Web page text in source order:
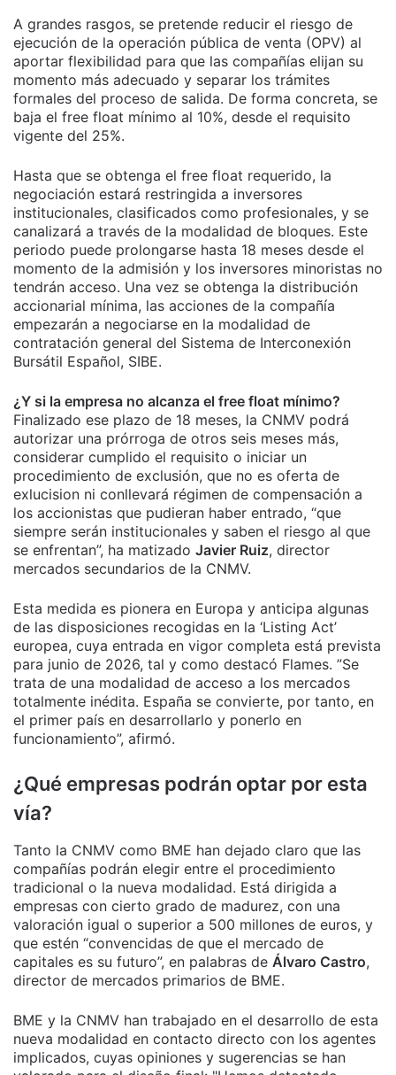
A grandes rasgos, se pretende reducir el riesgo de
ejecución de la operación pública de venta (OPV) al
aportar flexibilidad para que las compañías elijan su
momento más adecuado y separar los trámites
formales del proceso de salida. De forma concreta, se
baja el free float mínimo al 10%, desde el requisito
vigente del 25%.
Hasta que se obtenga el free float requerido, la
negociación estará restringida a inversores
institucionales, clasificados como profesionales, y se
canalizará a través de la modalidad de bloques. Este
periodo puede prolongarse hasta 18 meses desde el
momento de la admisión y los inversores minoristas no
tendrán acceso. Una vez se obtenga la distribución
accionarial mínima, las acciones de la compañía
empezarán a negociarse en la modalidad de
contratación general del Sistema de Interconexión
Bursátil Español, SIBE.
¿Y si la empresa no alcanza el free float mínimo?
Finalizado ese plazo de 18 meses, la CNMV podrá
autorizar una prórroga de otros seis meses más,
considerar cumplido el requisito o iniciar un
procedimiento de exclusión, que no es oferta de
exlucision ni conllevará régimen de compensación a
los accionistas que pudieran haber entrado, “que
siempre serán institucionales y saben el riesgo al que
se enfrentan”, ha matizado Javier Ruiz, director
mercados secundarios de la CNMV.
Esta medida es pionera en Europa y anticipa algunas
de las disposiciones recogidas en la ‘Listing Act’
europea, cuya entrada en vigor completa está prevista
para junio de 2026, tal y como destacó Flames. ”Se
trata de una modalidad de acceso a los mercados
totalmente inédita. España se convierte, por tanto, en
el primer país en desarrollarlo y ponerlo en
funcionamiento”, afirmó.
¿Qué empresas podrán optar por esta
vía?
Tanto la CNMV como BME han dejado claro que las
compañías podrán elegir entre el procedimiento
tradicional o la nueva modalidad. Está dirigida a
empresas con cierto grado de madurez, con una
valoración igual o superior a 500 millones de euros, y
que estén “convencidas de que el mercado de
capitales es su futuro”, en palabras de Álvaro Castro,
director de mercados primarios de BME.
BME y la CNMV han trabajado en el desarrollo de esta
nueva modalidad en contacto directo con los agentes
implicados, cuyas opiniones y sugerencias se han